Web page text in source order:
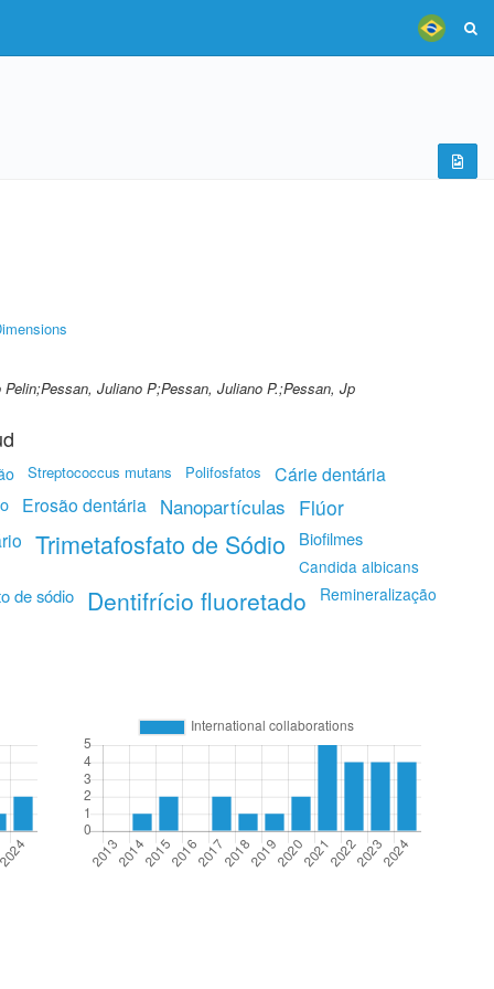
Juliano P;Pessan, Juliano P.;Pessan, Jp
Streptococcus mutans Polifosfatos Cárie dentária
Erosão dentária Nanopartículas Flúor
Trimetafosfato de Sódio Biofilmes
Candida albicans
de sódio Dentifrício fluoretado Remineralização